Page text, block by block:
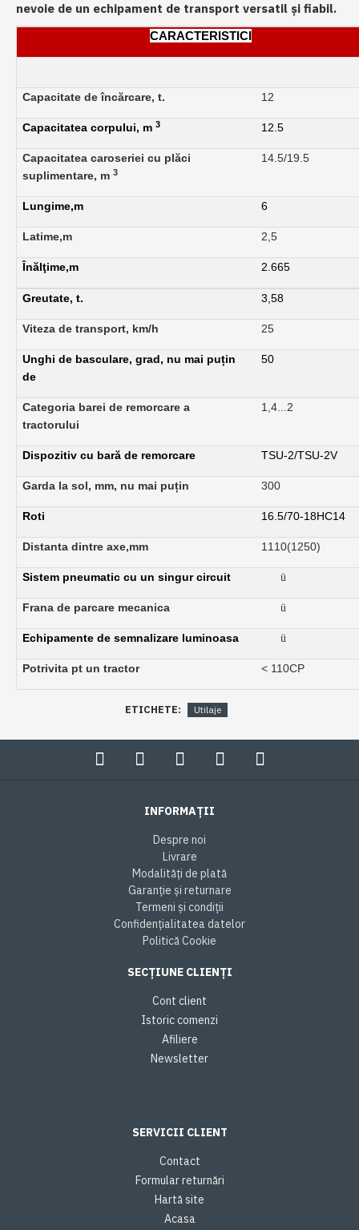
nevoie de un echipament de transport versatil și fiabil.
CARACTERISTICI
Capacitate de încărcare, t. 12
Capacitatea corpului, m3 12.5
Capacitatea caroseriei cu plăci
suplimentare, m3
14.5/19.5
Lungime,m 6
Latime,m 2,5
Înălţime,m 2.665
Greutate, t. 3,58
Viteza de transport, km/h 25
Unghi de basculare, grad, nu mai puțin
de
50
Categoria barei de remorcare a
tractorului
1,4...2
Dispozitiv cu bară de remorcare TSU-2/TSU-2V
Garda la sol, mm, nu mai puțin 300
Roti 16.5/70-18HC14
Distanta dintre axe,mm 1110(1250)
Sistem pneumatic cu un singur circuit ü
Frana de parcare mecanica ü
Echipamente de semnalizare luminoasa ü
Potrivita pt un tractor < 110CP
ETICHETE: Utilaje
INFORMAȚII
Despre noi
Livrare
Modalități de plată
Garanție și returnare
Termeni și condiții
Confidențialitatea datelor
Politică Cookie
SECȚIUNE CLIENȚI
Cont client
Istoric comenzi
Afiliere
Newsletter
SERVICII CLIENT
Contact
Formular returnări
Hartă site
Acasa